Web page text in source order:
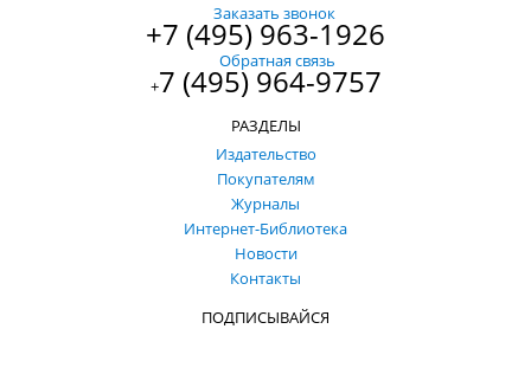
Заказать звонок
+7 (495) 963-1926
Обратная связь
+7 (495) 964-9757
РАЗДЕЛЫ
Издательство
Покупателям
Журналы
Интернет-Библиотека
Новости
Контакты
ПОДПИСЫВАЙСЯ